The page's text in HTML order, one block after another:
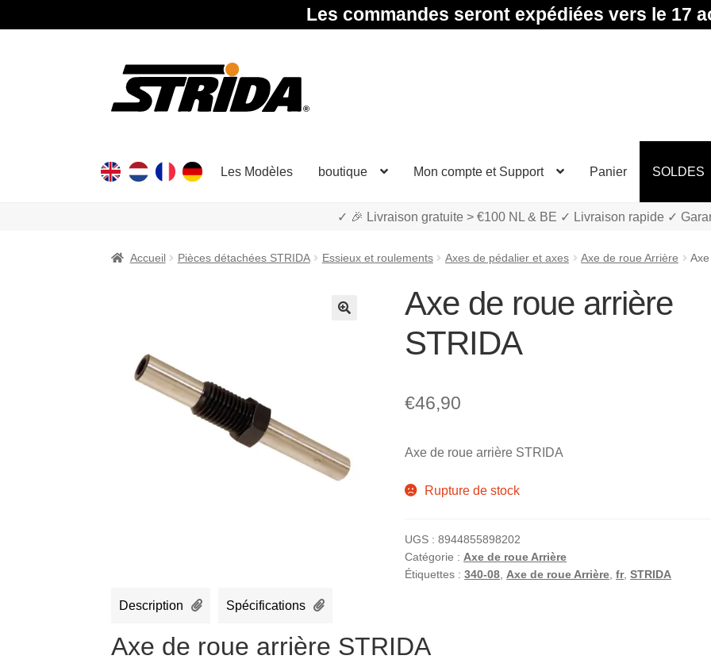
Les commandes seront expédiées vers le 17
Aller
la
Aller
contenu
Les Modèles boutique Mon compte et Support Panier SOLDES
✓ 🎉 Livraison gratuite > €100 NL & BE ✓ Livraison rapide ✓
Accueil Pièces détachées STRIDA Essieux et roulements Axes de pédalier et axes Axe de roue Arrière
Axe de roue arrière
STRIDA
€46,90
Axe de roue arrière STRIDA
Rupture de stock
UGS :8944855898202
Catégorie : Axe de roue Arrière
Étiquettes :340-08 Axe de roue Arrière ,fr,STRIDA
Description Spécifications
Axe de roue arrière STRIDA